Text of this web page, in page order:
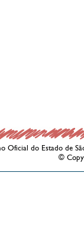
Oficial do Estado de
©